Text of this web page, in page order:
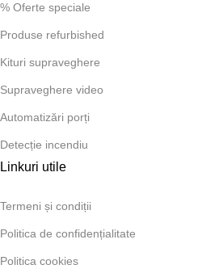
% Oferte speciale
Produse refurbished
Kituri supraveghere
Supraveghere video
Automatizări porți
Detecție incendiu
Linkuri utile
Termeni și condiții
Politica de confidențialitate
Politica cookies